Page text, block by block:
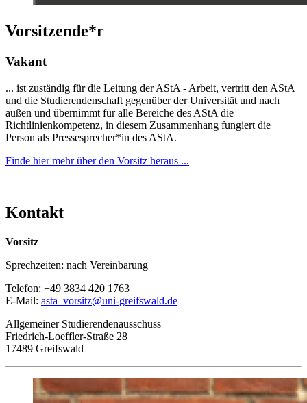
Vorsitzende*r
Vakant
... ist zuständig für die Leitung der AStA - Arbeit, vertritt den AStA
und die Studierendenschaft gegenüber der Universität und nach
außen und übernimmt für alle Bereiche des AStA die
Richtlinienkompetenz, in diesem Zusammenhang fungiert die
Person als Pressesprecher*in des AStA.
Finde hier mehr über den Vorsitz heraus ...
Kontakt
Vorsitz
Sprechzeiten: nach Vereinbarung
Telefon: +49 3834 420 1763
E-Mail: asta_vorsitz@uni-greifswald.de
Allgemeiner Studierendenausschuss
Friedrich-Loeffler-Straße 28
17489 Greifswald